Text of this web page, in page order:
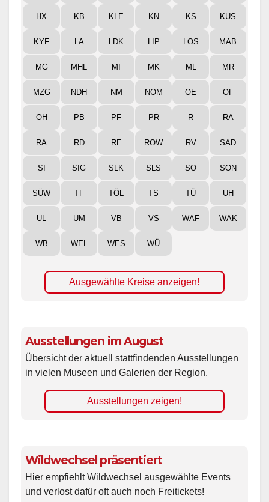
HX KB KLE KN KS KUS
KYF LA LDK LIP LOS MAB
MG MHL MI MK ML MR
MZG NDH NM NOM OE OF
OH PB PF PR R RA
RA RD RE ROW RV SAD
SI SIG SLK SLS SO SON
SÜW TF TÖL TS TÜ UH
UL UM VB VS WAF WAK
WB WEL WES WÜ
Ausgewählte Kreise anzeigen!
Ausstellungen im August
Übersicht der aktuell stattfindenden Ausstellungen
in vielen Museen und Galerien der Region.
Ausstellungen zeigen!
Wildwechsel präsentiert
Hier empfiehlt Wildwechsel ausgewählte Events
und verlost dafür oft auch noch Freitickets!